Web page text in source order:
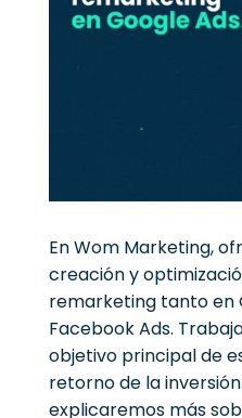
En Wom Marketing,
creación y
remarketing tanto en
Facebook Ads.
objetivo principal de
retorno de la inversión.
explicaremos más